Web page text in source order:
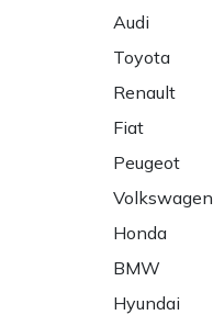
Audi
Toyota
Renault
Fiat
Peugeot
Volkswagen
Honda
BMW
Hyundai